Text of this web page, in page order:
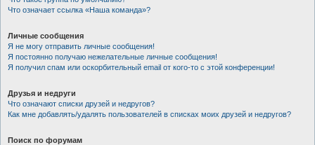
Что означает ссылка «Наша команда»?
Личные сообщения
Я не могу отправить личные сообщения!
Я постоянно получаю нежелательные личные сообщения!
Я получил спам или оскорбительный email от кого-то с этой конференции!
Друзья и недруги
Что означают списки друзей и недругов?
Как мне добавлять/удалять пользователей в списках моих друзей и недругов?
Поиск по форумам